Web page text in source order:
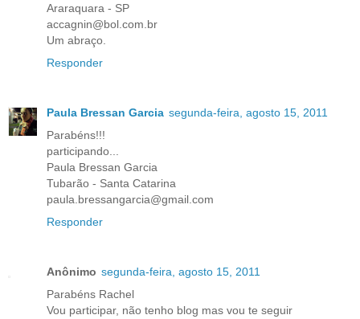
Araraquara - SP
accagnin@bol.com.br
Um abraço.
Responder
Paula Bressan Garcia segunda-feira, agosto 15, 2011
Parabéns!!!
participando...
Paula Bressan Garcia
Tubarão - Santa Catarina
paula.bressangarcia@gmail.com
Responder
Anônimo segunda-feira, agosto 15, 2011
Parabéns Rachel
Vou participar, não tenho blog mas vou te seguir